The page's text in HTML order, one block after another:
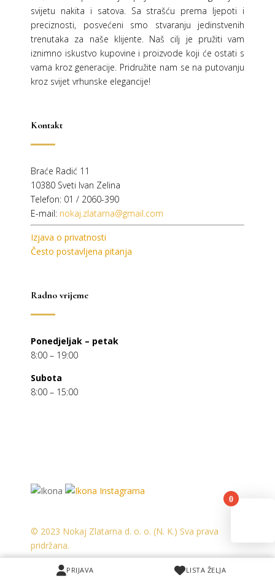
svijetu nakita i satova. Sa strašću prema ljepoti i
preciznosti, posvećeni smo stvaranju jedinstvenih
trenutaka za naše klijente. Naš cilj je pružiti vam
iznimno iskustvo kupovine i proizvode koji će ostati s
vama kroz generacije. Pridružite nam se na putovanju
kroz svijet vrhunske elegancije!
Kontakt
Braće Radić 11
10380 Sveti Ivan Zelina
Telefon: 01 / 2060-390
E-mail: nokaj.zlatarna@gmail.com
Izjava o privatnosti
Često postavljena pitanja
Radno vrijeme
Ponedjeljak – petak
8:00 – 19:00
Subota
8:00 – 15:00
© 2023 Nokaj Zlatarna d. o. o. (N. K.) Sva prava
pridržana.
PRIJAVA LISTA ŽELJA
PRIJAVA LISTA ŽELJA
0